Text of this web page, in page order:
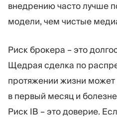
внедрению часто лучше
модели, чем чистые
Риск брокера – это
Щедрая сделка по
протяжении жизни может
в первый месяц и
Риск IB – это доверие.